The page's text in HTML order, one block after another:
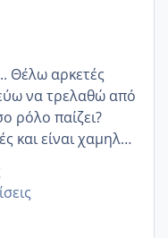
Θέλω αρκετές
ρόλο παίζει?
και είναι χαμηλή
ήδη μια
να τερματιστεί
προσπαθώ 7